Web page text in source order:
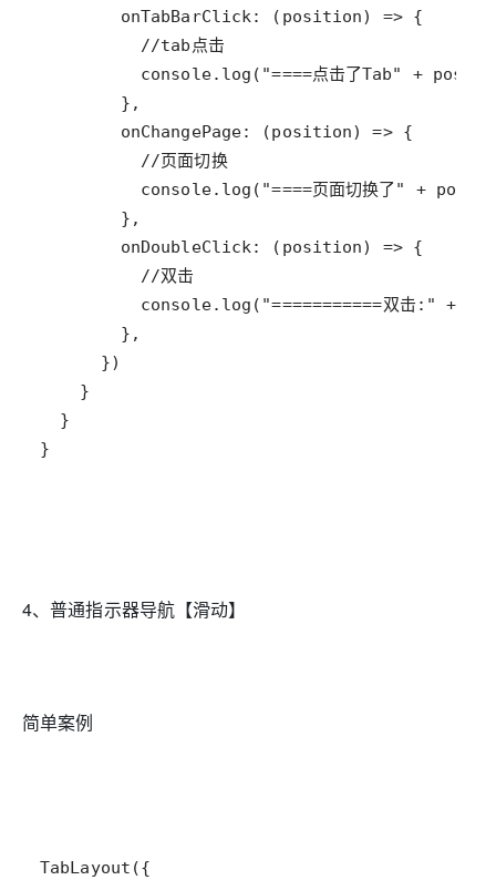
onTabBarClick: ( position) =>
//tab点击
console. log ( "====点击了Tab" +
onChangePage: (position) =>
//页面切换
console. log ( "====页面切换了" +
onDoubleClick: ( position) =>
//双击
console. log ( "===========双击:" +
}
4、普通指示器导航【滑动】
简单案例
TabLayout